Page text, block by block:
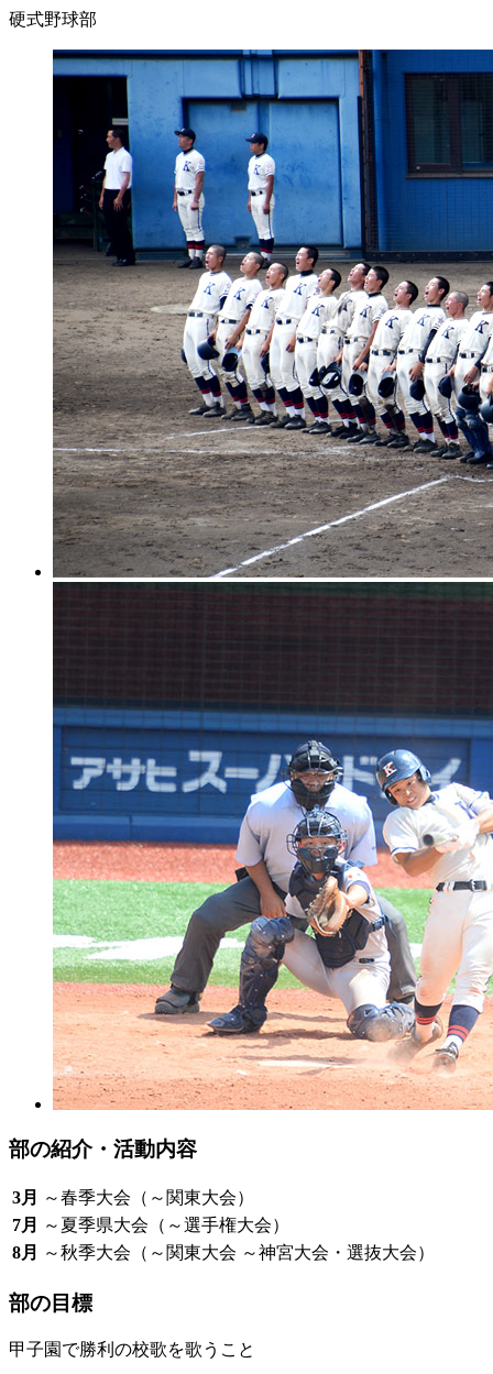
硬式野球部
部の紹介・活動内容
3月
～春季大会（～関東大会）
7月
～夏季県大会（～選手権大会）
8月
～秋季大会（～関東大会 ～神宮大会・選抜大会）
部の目標
甲子園で勝利の校歌を歌うこと